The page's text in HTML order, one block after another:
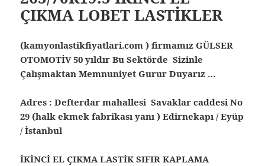
ÇIKMA LOBET LASTİKLER
(kamyonlastikfiyatlari.com ) firmamız GÜLSER
OTOMOTİV 50 yıldır Bu Sektörde Sizinle
Çalışmaktan Memnuniyet Gurur Duyarız …
Adres : Defterdar mahallesi Savaklar caddesi No
29 (halk ekmek fabrikası yanı ) Edirnekapı / Eyüp
/ İstanbul
İKİNCİ EL ÇIKMA LASTİK SIFIR KAPLAMA